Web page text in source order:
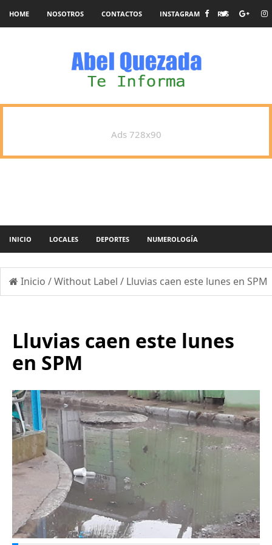
HOME NOSOTROS CONTACTOS INSTAGRAM RSS
Ads 728x90
INICIO LOCALES DEPORTES NUMEROLOGÍA
Inicio /Without Label / Lluvias caen este lunes en SPM
Lluvias caen este lunes
en SPM